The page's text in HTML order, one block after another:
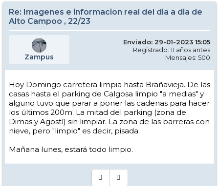
Re: Imagenes e informacion real del dia a dia de
Alto Campoo , 22/23
Zampus
Enviado: 29-01-2023 15:05
Registrado: 11 años antes
Mensajes: 500
Hoy Domingo carretera limpia hasta Brañavieja. De las
casas hasta el parking de Calgosa limpio "a medias" y
alguno tuvo que parar a poner las cadenas para hacer
los últimos 200m. La mitad del parking (zona de
Dimas y Agostí) sin limpiar. La zona de las barreras con
nieve, pero "limpio" es decir, pisada.
Mañana lunes, estará todo limpio.